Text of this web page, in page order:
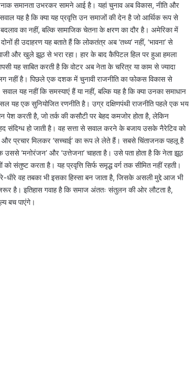
समानता उभरकर सामने आई है। यहां चुनाव अब विकास, नीति और
यह है कि क्या यह प्रवृत्ति उन समाजों की देन है जो आर्थिक रूप से
का नहीं, बल्कि सामाजिक चेतना के क्षरण का दौर है। अमेरिका में
ही उदाहरण यह बताते हैं कि लोकतंत्र अब ‘तथ्य’ नहीं, ‘भावना’ से
और खुले झूठ से भरा रहा। हार के बाद कैपिटल हिल पर हुआ हमला
यह साबित करती है कि वोटर अब नेता के चरित्र या काम से ज्यादा
नहीं है। पिछले एक दशक में चुनावी राजनीति का फोकस विकास से
यह नहीं कि समस्याएं हैं या नहीं, बल्कि यह है कि क्या उनका समाधान
यह एक सुनियोजित रणनीति है। उग्र दक्षिणपंथी राजनीति पहले एक भय
पेश करती है, जो तर्क की कसौटी पर बेहद कमजोर होता है, लेकिन
संदिग्ध हो जाती है। वह सत्ता से सवाल करने के बजाय उसके नैरेटिव को
प्रचार मिलकर ‘सच्चाई’ का रूप ले लेते हैं। सबसे चिंताजनक पहलू है
उससे ‘मनोरंजन’ और ‘उत्तेजना’ चाहता है। उसे पता होता है कि नेता झूठ
संतुष्ट करता है। यह प्रवृत्ति सिर्फ समृद्ध वर्ग तक सीमित नहीं रहती।
वह तबका भी इसका हिस्सा बन जाता है, जिसके असली मुद्दे आज भी
है। इतिहास गवाह है कि समाज अंततः संतुलन की ओर लौटता है,
बच पाएंगे।